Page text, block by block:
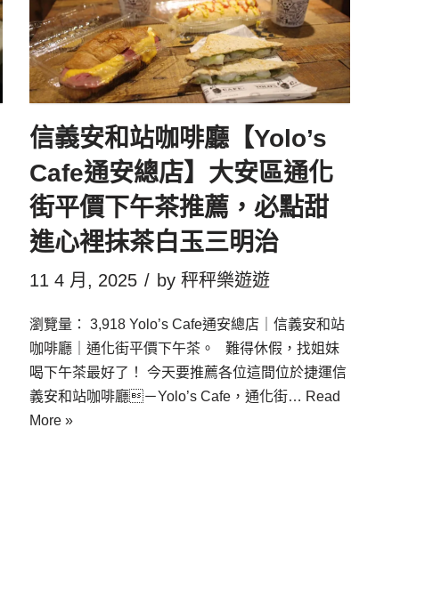
信義安和站咖啡廳【Yolo’s
Cafe通安總店】大安區通化
街平價下午茶推薦，必點甜
進心裡抹茶白玉三明治
11 4 月, 2025 by 秤秤樂遊遊
瀏覽量： 3,918 Yolo’s Cafe通安總店｜信義安和站
咖啡廳｜通化街平價下午茶。 難得休假，找姐妹
喝下午茶最好了！ 今天要推薦各位這間位於捷運信
義安和站咖啡廳－Yolo’s Cafe，通化街… Read
More »